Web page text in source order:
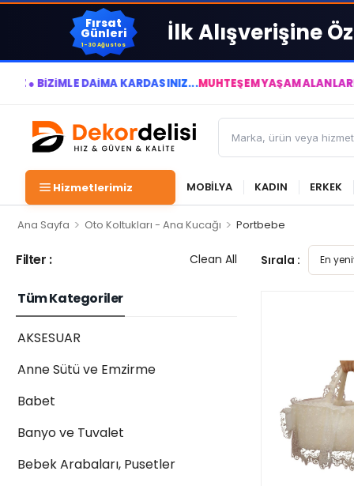
Fırsat
Günleri
1-30 Ağustos İlk Alışverişine
DAİMA KÂRDASINIZ...MUHTEŞEM YAŞAM ALANLARI
Hizmetlerimiz MOBİLYA KADIN ERKEK
Ana Sayfa > Oto Koltukları - Ana Kucağı > Portbebe
Filter : Clean All
Tüm Kategoriler
AKSESUAR
Anne Sütü ve Emzirme
Babet
Banyo ve Tuvalet
Bebek Arabaları, Pusetler
Sırala :